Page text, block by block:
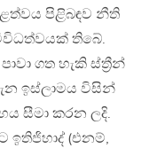
පිළිබඳව නීති
තිබේ.
ගත හැකි ස්ත්‍රීන්
ඉස්ලාමය විසින්
සීමා කරන ලදි.
ඉතිජිහාද් (එනම්,